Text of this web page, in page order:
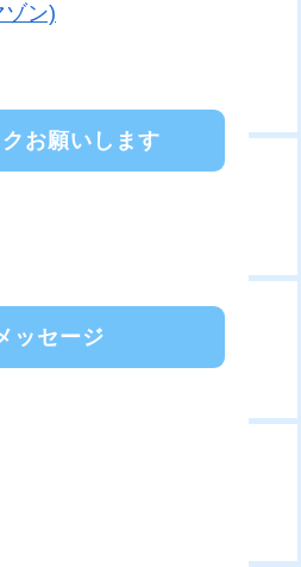
ゾン)
お願いします
ッセージ